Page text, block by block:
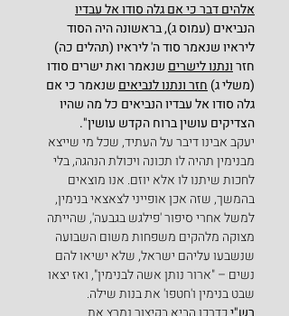
אלהים דבר כי אם גלה סודו אל עבדיו
הנביאים (עמוס ג), בראשונה היה הסוד
ליראיו שנאמר סוד ה' ליראיו (תהלים כה)
חזר ונתנו לישרים שנאמר ואת ישרים סודו
(משלי ג) חזר ונתנו לנביאים שנאמר כי אם
גלה סודו אל עבדיו הנביאים כל מה שהיו
הצדיקים עושין ברוח הקדש עושין".
יעקב אבינו דיבר על העתיד, שכל מי שייצא
מבנימין תהיה לו תכונה ויכולת הנהגה, בלי
לחכות שיתנו לו אלא יוזם. אנו מוצאים
בהמשך, שזה אכן אופייני לצאצאי בנימין,
למשל אחרי סיפור 'פילגש בגבעה', שהייתה
מצוקה מלהקים משפחות משום השבועה
שנשבעו עליהם ישראל, שלא ישיאו להם
נשים – "ארור נותן אשה לבנימין", ואז יצאו
שבט בנימין ו'חטפו' את בנות שילה.